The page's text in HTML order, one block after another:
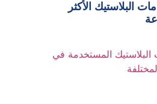
البلاستيك الأكثر